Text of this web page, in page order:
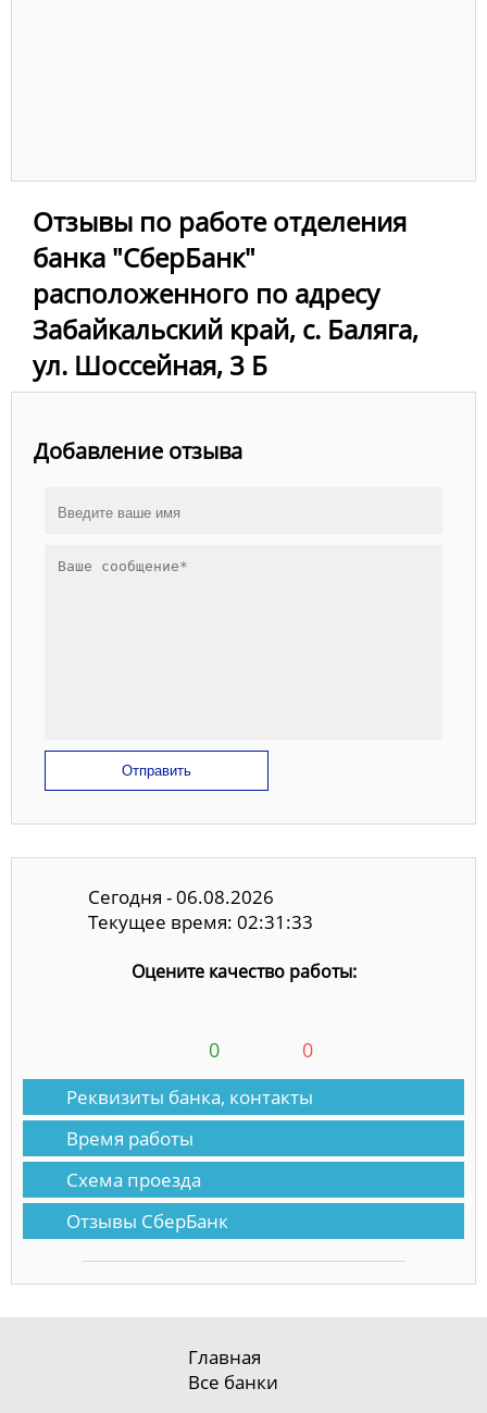
Отзывы по работе отделения
банка "СберБанк"
расположенного по адресу
Забайкальский край, с. Баляга,
ул. Шоссейная, 3 Б
Добавление отзыва
Отправить
Сегодня - 06.08.2026
Текущее время: 02:31:34
Оцените качество работы:
0 0
Реквизиты банка, контакты
Время работы
Схема проезда
Отзывы СберБанк
Главная
Все банки